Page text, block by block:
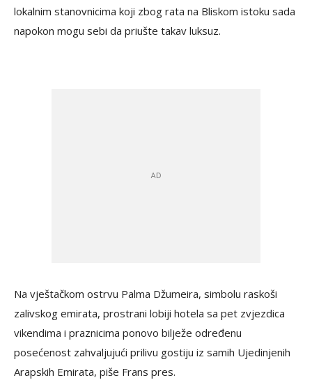
lokalnim stanovnicima koji zbog rata na Bliskom istoku sada
napokon mogu sebi da priušte takav luksuz.
Na vještačkom ostrvu Palma Džumeira, simbolu raskoši
zalivskog emirata, prostrani lobiji hotela sa pet zvjezdica
vikendima i praznicima ponovo bilježe određenu
posećenost zahvaljujući prilivu gostiju iz samih Ujedinjenih
Arapskih Emirata, piše Frans pres.